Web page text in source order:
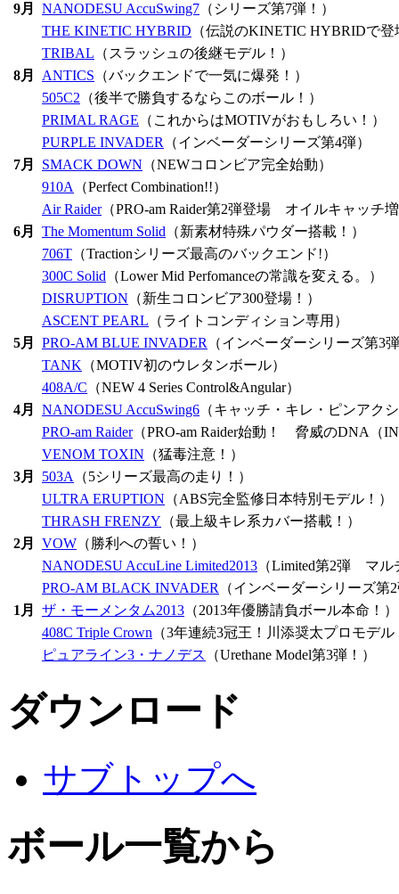
9月
NANODESU AccuSwing7 （シリーズ第7弾！）
THE KINETIC HYBRID （伝説のKINETIC HYBRIDで登
TRIBAL （スラッシュの後継モデル！）
8月
ANTICS （バックエンドで一気に爆発！）
505C2 （後半で勝負するならこのボール！）
PRIMAL RAGE （これからはMOTIVがおもしろい！）
PURPLE INVADER （インベーダーシリーズ第4弾）
7月
SMACK DOWN （NEWコロンビア完全始動）
910A （Perfect Combination!!）
Air Raider（PRO-am Raider第2弾登場 オイルキャッチ
6月
The Momentum Solid （新素材特殊パウダー搭載！）
706T （Tractionシリーズ最高のバックエンド!）
300C Solid （Lower Mid Perfomanceの常識を変える。）
DISRUPTION （新生コロンビア300登場！）
ASCENT PEARL （ライトコンディション専用）
5月
PRO-AM BLUE INVADER （インベーダーシリーズ第
TANK （MOTIV初のウレタンボール）
408A/C （NEW 4 Series Control&Angular）
4月
NANODESU AccuSwing6 （キャッチ・キレ・ピンアク
PRO-am Raider（PRO-am Raider始動！ 脅威のDNA（
VENOM TOXIN （猛毒注意！）
3月
503A （5シリーズ最高の走り！）
ULTRA ERUPTION （ABS完全監修日本特別モデル！）
THRASH FRENZY （最上級キレ系カバー搭載！）
2月
VOW （勝利への誓い！）
NANODESU AccuLine Limited2013 （Limited第2弾 マ
PRO-AM BLACK INVADER （インベーダーシリーズ
1月
ザ・モーメンタム2013 （2013年優勝請負ボール本命！）
408C Triple Crown （3年連続3冠王！川添奨太プロモデル
ピュアライン3・ナノデス
（Urethane Model第3弾！）
ダウンロード
サブトップへ
ボール一覧から